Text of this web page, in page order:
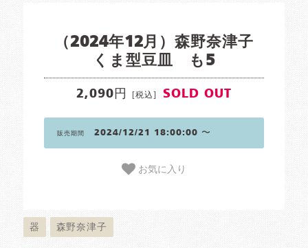
（2024年12月）森野奈津子
くま型豆皿 も5
2,090円 [税込] SOLD OUT
販売期間 2024/12/21 18:00:00 〜
お気に入り
器 森野奈津子